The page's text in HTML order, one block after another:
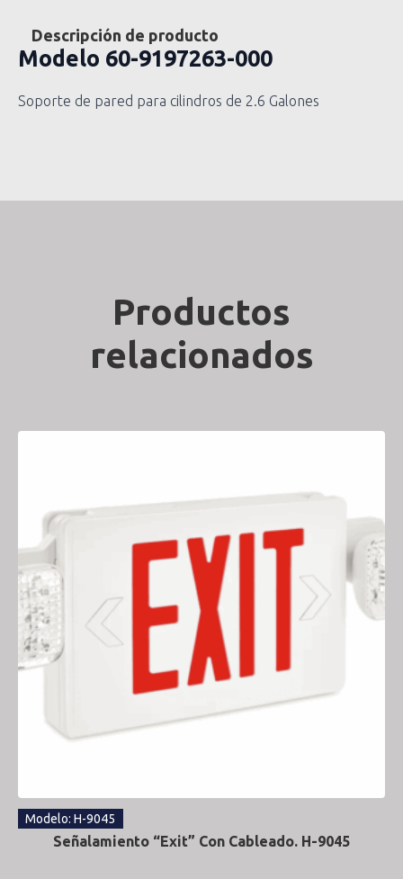
Descripción de producto
Modelo 60-9197263-000
Soporte de pared para cilindros de 2.6 Galones
Productos
relacionados
Modelo: H-9045
Señalamiento “Exit” Con Cableado. H-9045